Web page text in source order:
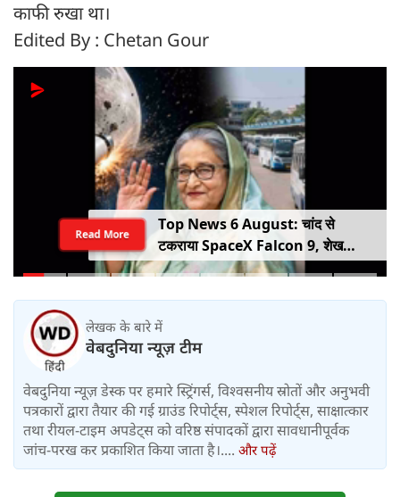
काफी रुखा था।
Edited By : Chetan Gour
Top News 6 August: चांद से
टकराया SpaceX Falcon 9, शेख
हसीना की घर वापसी का ऐलान, MP में बस
Read More
लेखक के बारे में
वेबदुनिया न्यूज़ टीम
वेबदुनिया न्यूज़ डेस्क पर हमारे स्ट्रिंगर्स, विश्वसनीय स्रोतों और अनुभवी
पत्रकारों द्वारा तैयार की गई ग्राउंड रिपोर्ट्स, स्पेशल रिपोर्ट्स, साक्षात्कार
तथा रीयल-टाइम अपडेट्स को वरिष्ठ संपादकों द्वारा सावधानीपूर्वक
जांच-परख कर प्रकाशित किया जाता है।.... और पढ़ें